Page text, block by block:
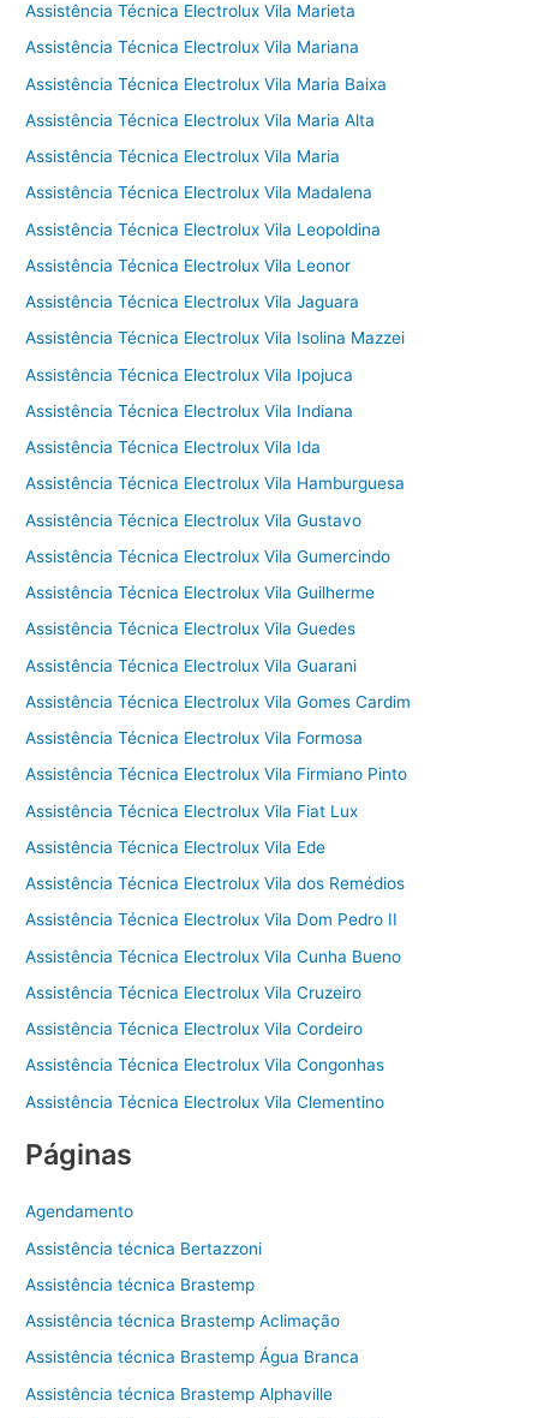
Assistência Técnica Electrolux Vila Marieta
Assistência Técnica Electrolux Vila Mariana
Assistência Técnica Electrolux Vila Maria Baixa
Assistência Técnica Electrolux Vila Maria Alta
Assistência Técnica Electrolux Vila Maria
Assistência Técnica Electrolux Vila Madalena
Assistência Técnica Electrolux Vila Leopoldina
Assistência Técnica Electrolux Vila Leonor
Assistência Técnica Electrolux Vila Jaguara
Assistência Técnica Electrolux Vila Isolina Mazzei
Assistência Técnica Electrolux Vila Ipojuca
Assistência Técnica Electrolux Vila Indiana
Assistência Técnica Electrolux Vila Ida
Assistência Técnica Electrolux Vila Hamburguesa
Assistência Técnica Electrolux Vila Gustavo
Assistência Técnica Electrolux Vila Gumercindo
Assistência Técnica Electrolux Vila Guilherme
Assistência Técnica Electrolux Vila Guedes
Assistência Técnica Electrolux Vila Guarani
Assistência Técnica Electrolux Vila Gomes Cardim
Assistência Técnica Electrolux Vila Formosa
Assistência Técnica Electrolux Vila Firmiano Pinto
Assistência Técnica Electrolux Vila Fiat Lux
Assistência Técnica Electrolux Vila Ede
Assistência Técnica Electrolux Vila dos Remédios
Assistência Técnica Electrolux Vila Dom Pedro II
Assistência Técnica Electrolux Vila Cunha Bueno
Assistência Técnica Electrolux Vila Cruzeiro
Assistência Técnica Electrolux Vila Cordeiro
Assistência Técnica Electrolux Vila Congonhas
Assistência Técnica Electrolux Vila Clementino
Páginas
Agendamento
Assistência técnica Bertazzoni
Assistência técnica Brastemp
Assistência técnica Brastemp Aclimação
Assistência técnica Brastemp Água Branca
Assistência técnica Brastemp Alphaville